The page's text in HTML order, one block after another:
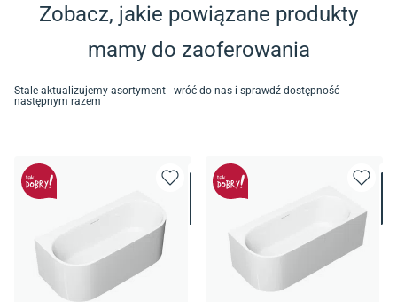
Zobacz, jakie powiązane produkty
mamy do zaoferowania
Stale aktualizujemy asortyment - wróć do nas i sprawdź dostępność
następnym razem